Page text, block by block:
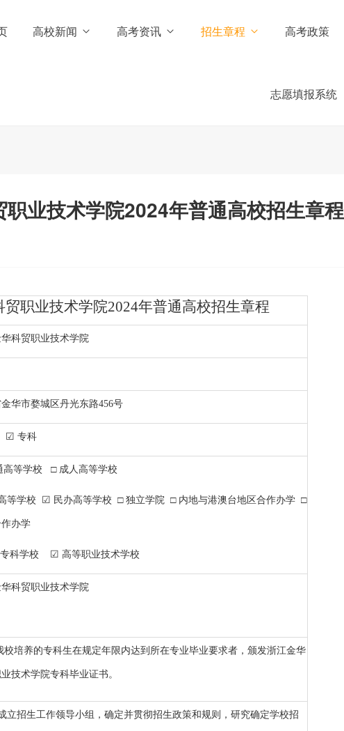
高校新闻 高考资讯 招生章程 高考政策
志愿填报系统
业技术学院2024年普通高校招生章程
贸职业技术学院2024年普通高校招生章程
科贸职业技术学院
华市婺城区丹光东路456号
☑ 专科
高等学校 □ 成人高等学校
等学校 ☑ 民办高等学校 □ 独立学院 □ 内地与港澳台地区合作办学 □
办学
科学校 ☑ 高等职业技术学校
科贸职业技术学院
校培养的专科生在规定年限内达到所在专业毕业要求者，颁发浙江金华
技术学院专科毕业证书。
立招生工作领导小组，确定并贯彻招生政策和规则，研究确定学校招